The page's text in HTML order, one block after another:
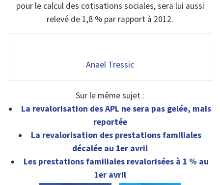
pour le calcul des cotisations sociales, sera lui aussi
relevé de 1,8 % par rapport à 2012.
Anael Tressic
Sur le même sujet :
La revalorisation des APL ne sera pas gelée, mais
reportée
La revalorisation des prestations familiales
décalée au 1er avril
Les prestations familiales revalorisées à 1 % au
1er avril